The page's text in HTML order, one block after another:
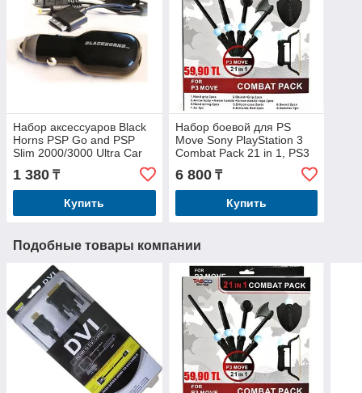
Набор аксессуаров Black
Horns PSP Go and PSP
Slim 2000/3000 Ultra Car
1 380 ₸
Купить
Набор боевой для PS
Move Sony PlayStation 3
Combat Pack 21 in 1, PS3
6 800₸
Купить
Подобные товары компании